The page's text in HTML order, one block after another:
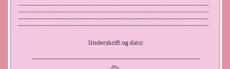
SCHLEICH® HEST & TILBEHØR